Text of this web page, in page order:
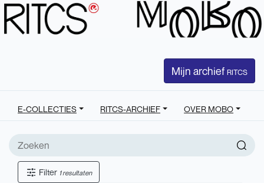
Mijn archief RITCS
E-COLLECTIES RITCS-ARCHIEF OVER MOBO
Filter 1 resultaten